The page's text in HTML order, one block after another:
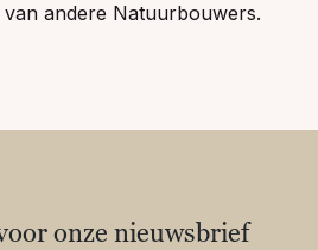
van andere Natuurbouwers.
onze nieuwsbrief